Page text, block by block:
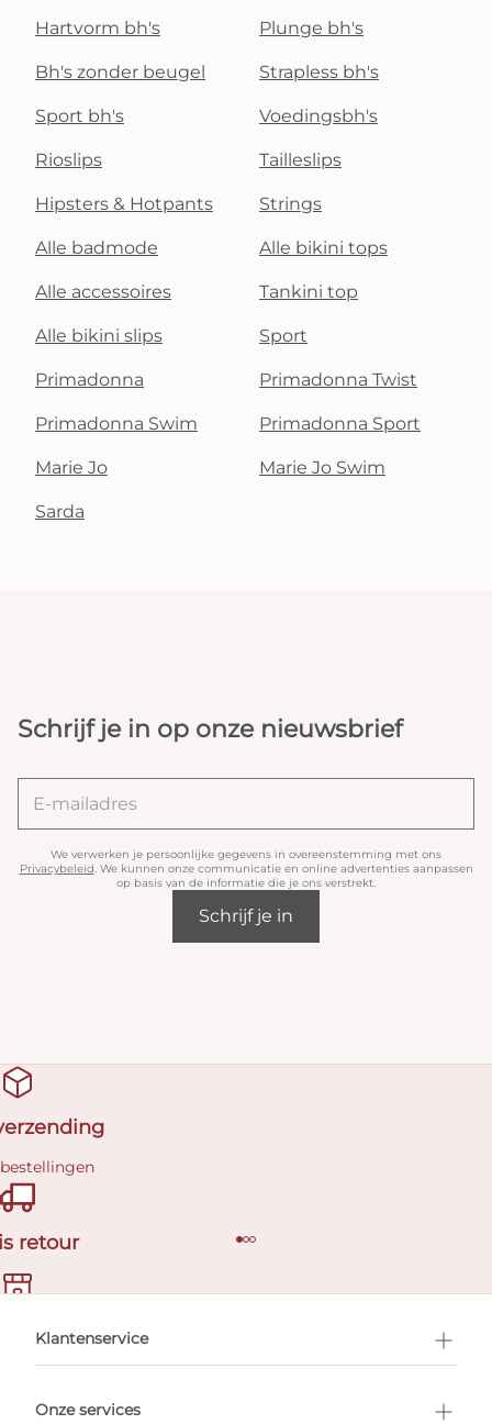
Hartvorm bh's Plunge bh's
Bh's zonder beugel Strapless bh's
Sport bh's Voedingsbh's
Rioslips Tailleslips
Hipsters & Hotpants Strings
Alle badmode Alle bikini tops
Alle accessoires Tankini top
Alle bikini slips Sport
Primadonna Primadonna Twist
Primadonna Swim Primadonna Sport
Marie Jo Marie Jo Swim
Sarda
Schrijf je in op onze nieuwsbrief
We verwerken je persoonlijke gegevens in overeenstemming met ons
Privacybeleid. We kunnen onze communicatie en online advertenties aanpassen
op basis van de informatie die je ons verstrekt.
Schrijf je in
retour
afspraak
Klantenservice
Onze services